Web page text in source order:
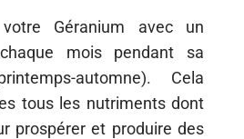
Géranium avec un
mois pendant sa
automne). Cela
tous les nutriments dont
prospérer et produire des